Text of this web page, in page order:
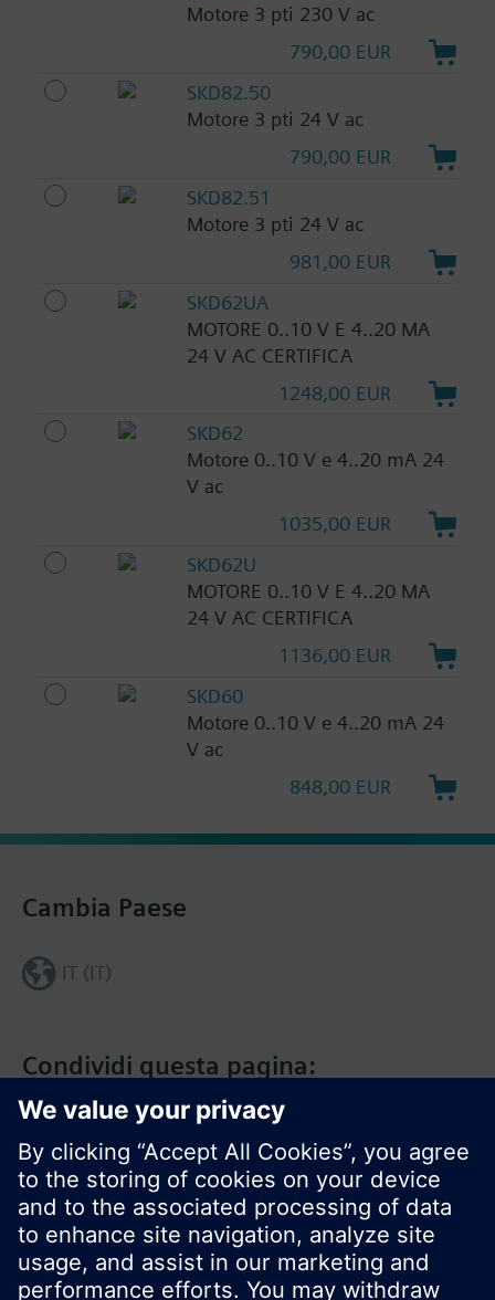
Motore 3 pti 230 V ac
790,00 EUR
SKD82.50
Motore 3 pti 24 V ac
790,00 EUR
SKD82.51
Motore 3 pti 24 V ac
981,00 EUR
SKD62UA
MOTORE 0..10 V E 4..20 MA
24 V AC CERTIFICA
1248,00 EUR
SKD62
Motore 0..10 V e 4..20 mA 24
V ac
1035,00 EUR
SKD62U
MOTORE 0..10 V E 4..20 MA
24 V AC CERTIFICA
1136,00 EUR
SKD60
Motore 0..10 V e 4..20 mA 24
V ac
848,00 EUR
Condividi questa pagina:
Cambia Paese
IT (IT)